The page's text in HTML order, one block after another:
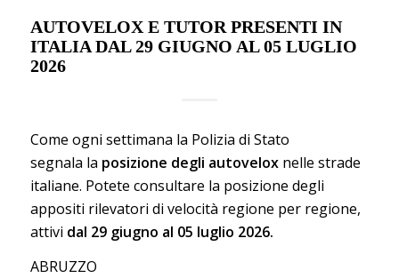
AUTOVELOX E TUTOR PRESENTI IN
ITALIA DAL 29 GIUGNO AL 05 LUGLIO
2026
Come ogni settimana la Polizia di Stato
segnala la posizione degli autoveloxnelle strade
italiane. Potete consultare la posizione degli
appositi rilevatori di velocità regione per regione,
attivi dal 29 giugno al 05 luglio 2026.
ABRUZZO